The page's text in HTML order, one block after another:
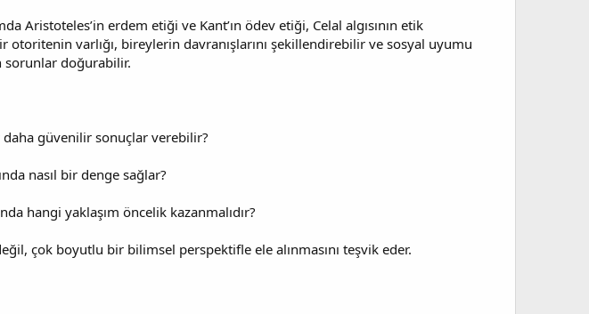
Aristoteles’in erdem etiği ve Kant’ın ödev etiği, Celal algısının etik
varlığı, bireylerin davranışlarını şekillendirebilir ve sosyal uyumu
sorunlar doğurabilir.
güvenilir sonuçlar verebilir?
nasıl bir denge sağlar?
hangi yaklaşım öncelik kazanmalıdır?
çok boyutlu bir bilimsel perspektifle ele alınmasını teşvik eder.